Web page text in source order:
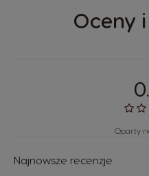
Oceny
Oparty
Najnowsze recenzje